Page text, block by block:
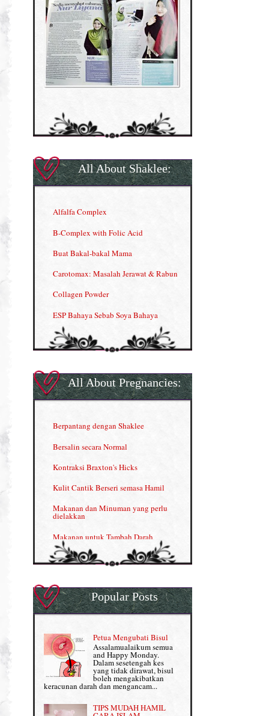
All About Shaklee:
Alfalfa Complex
B-Complex with Folic Acid
Buat Bakal-bakal Mama
Carotomax: Masalah Jerawat & Rabun
Collagen Powder
ESP Bahaya Sebab Soya Bahaya
ESP Produk Shaklee Paling HOT
Gla Complex (II)
Herbal Blend the Magic Cream
Nutrisi untuk Ikhtiar Hamil
OMEGA GUARD
Omega Guard: EPA & DHA for kids
OSTEMATRIX
Pantang Larang dalam Pengambilan
Vitamin
Penjagaan Rambut: Prosante Hair Care
Persediaan Haji & Umrah
Review Part 1: Shaklee bagus ke?
Review Part 2: Shaklee's Slimming Set
Review Part 3: Shaklee's Beauty Set
All About Pregnancies:
Berpantang dengan Shaklee
Bersalin secara Normal
Kontraksi Braxton's Hicks
Kulit Cantik Berseri semasa Hamil
Makanan dan Minuman yang perlu
dielakkan
Makanan untuk Tambah Darah
Masalah HB rendah?
Normal VS Czer
Pemakanan Semasa Hamil
Penyusuan Bayi
Perkembangan Minda Bayi
Supplement untuk Kehamilan
Popular Posts
Petua Mengubati Bisul
Assalamualaikum semua
and Happy Monday.
Dalam sesetengah kes
yang tidak dirawat, bisul
boleh mengakibatkan
keracunan darah dan mengancam...
TIPS MUDAH HAMIL